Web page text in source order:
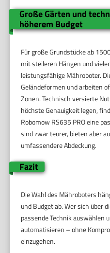
Große Gärten und
höherem Budget
Für große Grundstücke ab
mit steileren Hängen und
leistungsfähige Mähroboter.
Geländeformen und arbeiten
Zonen. Technisch versierte
höchste Genauigkeit legen,
Robomow RS635 PRO eine
sind zwar teurer, bieten aber
umfassendere Abdeckung.
Fazit
Die Wahl des Mähroboters
und Budget ab. Wer sich über
passende Technik auswählen
automatisieren – ohne
einzugehen.